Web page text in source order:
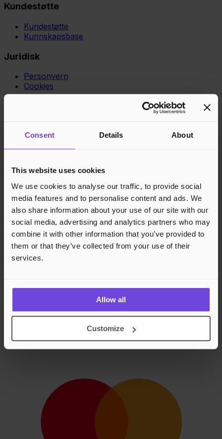
Consent Details About
This website uses cookies
We use cookies to analyse our traffic, to provide social
media features and to personalise content and ads. We
also share information about your use of our site with our
social media, advertising and analytics partners who may
combine it with other information that you’ve provided to
them or that they’ve collected from your use of their
services.
Allow all
Customize
Kundestøtte
Kundestøtte
Kunnskapsbase
Juridisk
Personvern
Cookies
Tyskland Global
Deutsch Français
Godkjente betalingsmetoder